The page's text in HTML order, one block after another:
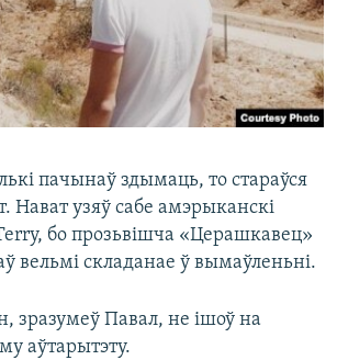
пачынаў здымаць, то стараўся
Нават узяў сабе амэрыканскі
бо прозьвішча «Церашкавец»
вельмі складанае ў вымаўленьні.
зразумеў Павал, не ішоў на
аўтарытэту.